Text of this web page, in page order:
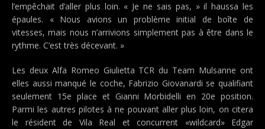
l’empêchait d’aller plus loin. « Je ne sais pas, » il haussa les
épaules. « Nous avions un problème initial de boîte de
vitesses, mais nous n’arrivions simplement pas à être dans le
rythme. C’est très décevant. »
Les deux Alfa Romeo Giulietta TCR du Team Mulsanne ont
elles aussi manqué le coche, Fabrizio Giovanardi se qualifiant
seulement 15e place et Gianni Morbidelli en 20e position.
Parmi les autres pilotes à ne pouvant aller plus loin, on citera
le résident de Vila Real et concurrent «wildcard» Edgar